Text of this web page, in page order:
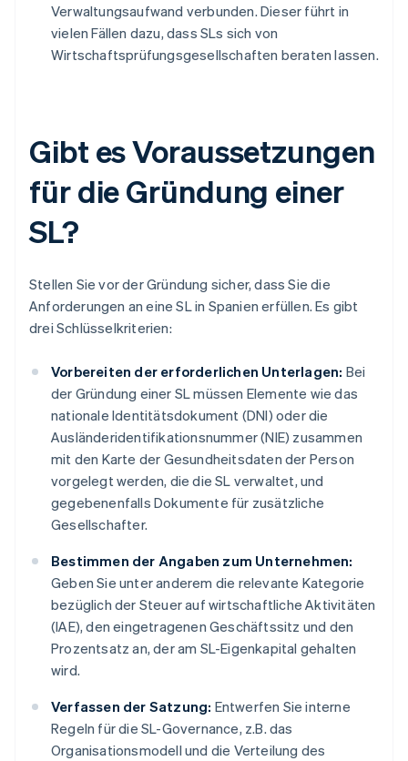
Verwaltungsaufwand verbunden. Dieser führt in
vielen Fällen dazu, dass SLs sich von
Wirtschaftsprüfungsgesellschaften beraten lassen.
Gibt es Voraussetzungen
für die Gründung einer
SL?
Stellen Sie vor der Gründung sicher, dass Sie die
Anforderungen an eine SL in Spanien erfüllen. Es gibt
drei Schlüsselkriterien:
Vorbereiten der erforderlichen Unterlagen: Bei
der Gründung einer SL müssen Elemente wie das
nationale Identitätsdokument (DNI) oder die
Ausländeridentifikationsnummer (NIE) zusammen
mit den Karte der Gesundheitsdaten der Person
vorgelegt werden, die die SL verwaltet, und
gegebenenfalls Dokumente für zusätzliche
Gesellschafter.
Bestimmen der Angaben zum Unternehmen:
Geben Sie unter anderem die relevante Kategorie
bezüglich der Steuer auf wirtschaftliche Aktivitäten
(IAE), den eingetragenen Geschäftssitz und den
Prozentsatz an, der am SL-Eigenkapital gehalten
wird.
Verfassen der Satzung: Entwerfen Sie interne
Regeln für die SL-Governance, z.B. das
Organisationsmodell und die Verteilung des